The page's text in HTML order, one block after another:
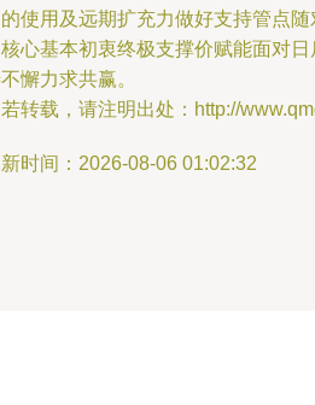
使用及远期扩充力做好支持管点
心基本初衷终极支撑价赋能面对
懈力求共赢。
转载，请注明出处：http://
时间：2026-08-06 01:02:32